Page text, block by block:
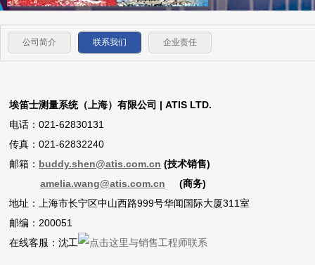
公司简介 联系我们 企业责任
埃笛士测量系统（上海）有限公司 | ATIS LTD.
电话：021-62830131
传真：021-62832240
邮箱： buddy.shen@atis.com.cn (技术销售)
amelia.wang@atis.com.cn (商务)
地址：上海市长宁区中山西路999号华闻国际大厦311室
邮编：200051
在线客服：沈工